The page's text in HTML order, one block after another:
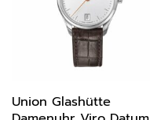
Union Glashütte